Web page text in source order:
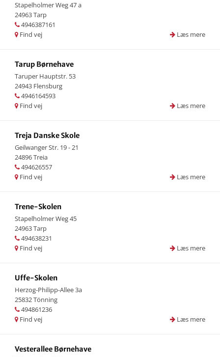
Stapelholmer Weg 47 a
24963 Tarp
4946387161
Læs mere
Find vej
Tarup Børnehave
Taruper Hauptstr. 53
24943 Flensburg
4946164593
Læs mere
Find vej
Treja Danske Skole
Geilwanger Str. 19 - 21
24896 Treia
494626557
Læs mere
Find vej
Trene-Skolen
Stapelholmer Weg 45
24963 Tarp
494638231
Læs mere
Find vej
Uffe-Skolen
Herzog-Philipp-Allee 3a
25832 Tönning
494861236
Læs mere
Find vej
Vesterallee Børnehave